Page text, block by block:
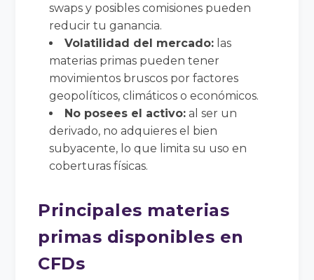
swaps y posibles comisiones pueden
reducir tu ganancia.
Volatilidad del mercado: las
materias primas pueden tener
movimientos bruscos por factores
geopolíticos, climáticos o económicos.
No posees el activo: al ser un
derivado, no adquieres el bien
subyacente, lo que limita su uso en
coberturas físicas.
Principales materias
primas disponibles en
CFDs